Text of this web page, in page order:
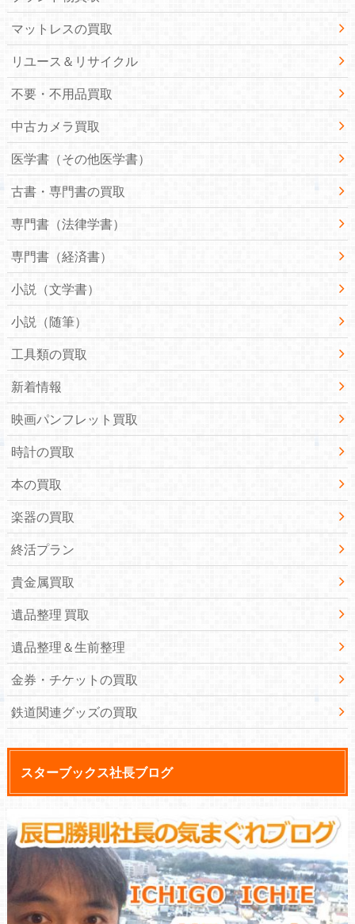
マットレスの買取
リユース＆リサイクル
不要・不用品買取
中古カメラ買取
医学書（その他医学書）
古書・専門書の買取
専門書（法律学書）
専門書（経済書）
小説（文学書）
小説（随筆）
工具類の買取
新着情報
映画パンフレット買取
時計の買取
本の買取
楽器の買取
終活プラン
貴金属買取
遺品整理 買取
遺品整理＆生前整理
金券・チケットの買取
鉄道関連グッズの買取
スターブックス社長ブログ